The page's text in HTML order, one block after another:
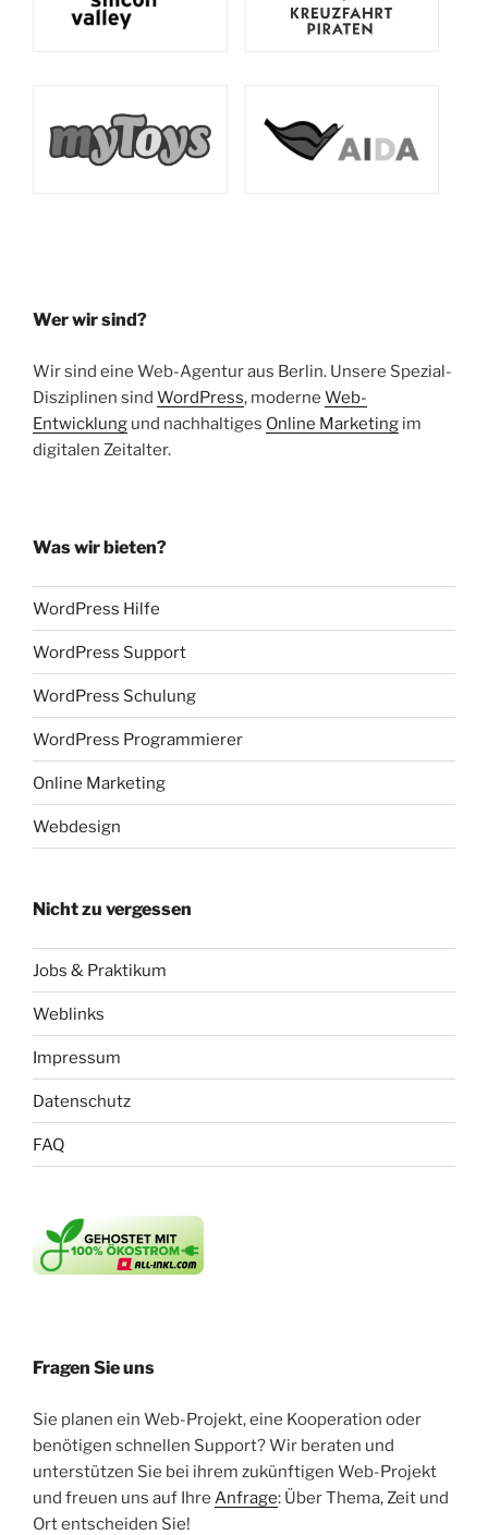
Wer wir sind?
Wir sind eine Web-Agentur aus Berlin. Unsere Spezial-
Disziplinen sind WordPress, moderne Web-
Entwicklung und nachhaltiges Online Marketing im
digitalen Zeitalter.
Was wir bieten?
WordPress Hilfe
WordPress Support
WordPress Schulung
WordPress Programmierer
Online Marketing
Webdesign
Nicht zu vergessen
Jobs & Praktikum
Weblinks
Impressum
Datenschutz
FAQ
Fragen Sie uns
Sie planen ein Web-Projekt, eine Kooperation oder
benötigen schnellen Support? Wir beraten und
unterstützen Sie bei ihrem zukünftigen Web-Projekt
und freuen uns auf Ihre Anfrage: Über Thema, Zeit und
Ort entscheiden Sie!